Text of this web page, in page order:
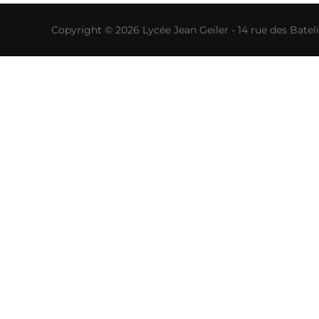
Copyright © 2026 Lycée Jean Geiler - 14 rue des